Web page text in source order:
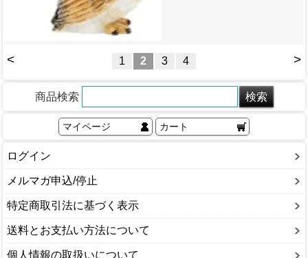
< >
1 2 3 4
商品検索
マイページ カート
ログイン
メルマガ申込/停止
特定商取引法に基づく表示
送料とお支払い方法について
個人情報の取扱いについて